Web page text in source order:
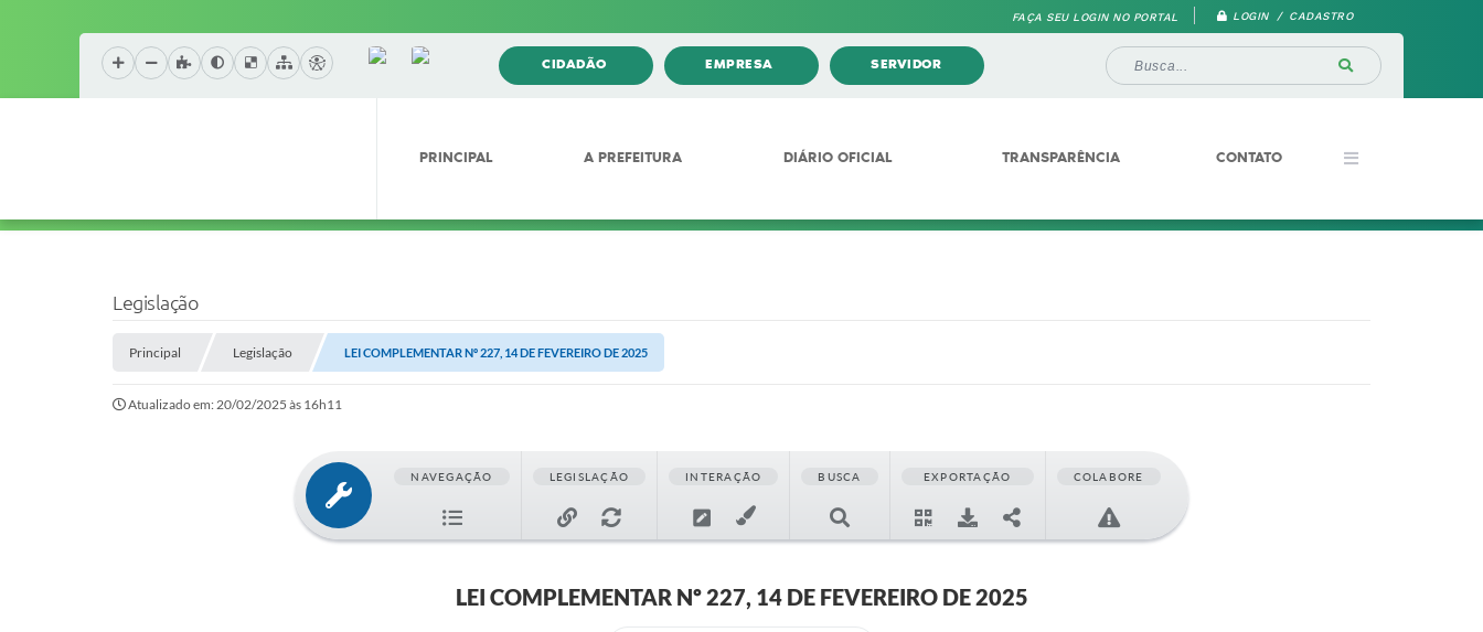
FAÇA SEU LOGIN NO PORTAL LOGIN / CADASTRO
CIDADÃO EMPRESA SERVIDOR
PRINCIPAL A PREFEITURA DIÁRIO OFICIAL TRANSPARÊNCIA CONTATO
Legislação
Principal Legislação LEI COMPLEMENTAR Nº 227, 14 DE FEVEREIRO DE 2025
Atualizado em: 20/02/2025 às 16h11
NAVEGAÇÃO LEGISLAÇÃO INTERAÇÃO BUSCA EXPORTAÇÃO COLABORE
LEI COMPLEMENTAR Nº 227, 14 DE FEVEREIRO DE 2025